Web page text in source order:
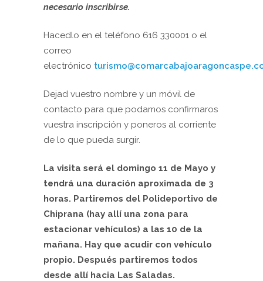
necesario inscribirse.
Hacedlo en el teléfono 616 330001 o el
correo
electrónico
Dejad vuestro nombre y un móvil de
contacto para que podamos confirmaros
vuestra inscripción y poneros al corriente
de lo que pueda surgir.
La visita será el domingo 11 de Mayo y
tendrá una duración aproximada de 3
horas. Partiremos del Polideportivo de
Chiprana (hay allí una zona para
estacionar vehículos) a las 10 de la
mañana. Hay que acudir con vehículo
propio. Después partiremos todos
desde allí hacia Las Saladas.